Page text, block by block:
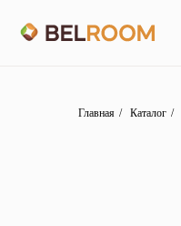
Главная / Каталог /